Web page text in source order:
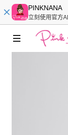
PINKNANA
立刻使用官方